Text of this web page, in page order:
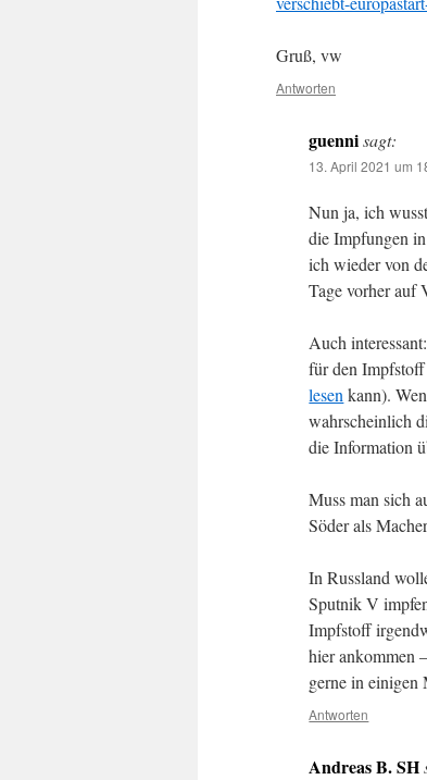
Gruß, vw
Antworten
guenni sagt:
13. April 2021 um
Nun ja, ich
die Impfungen
ich wieder von
Tage vorher auf
Auch
für den
lesen kann).
wahrscheinlich
die Information
Muss man sich
Söder als
In Russland
Sputnik V
Impfstoff
hier ankommen
gerne in einigen
Antworten
Andreas B. SH